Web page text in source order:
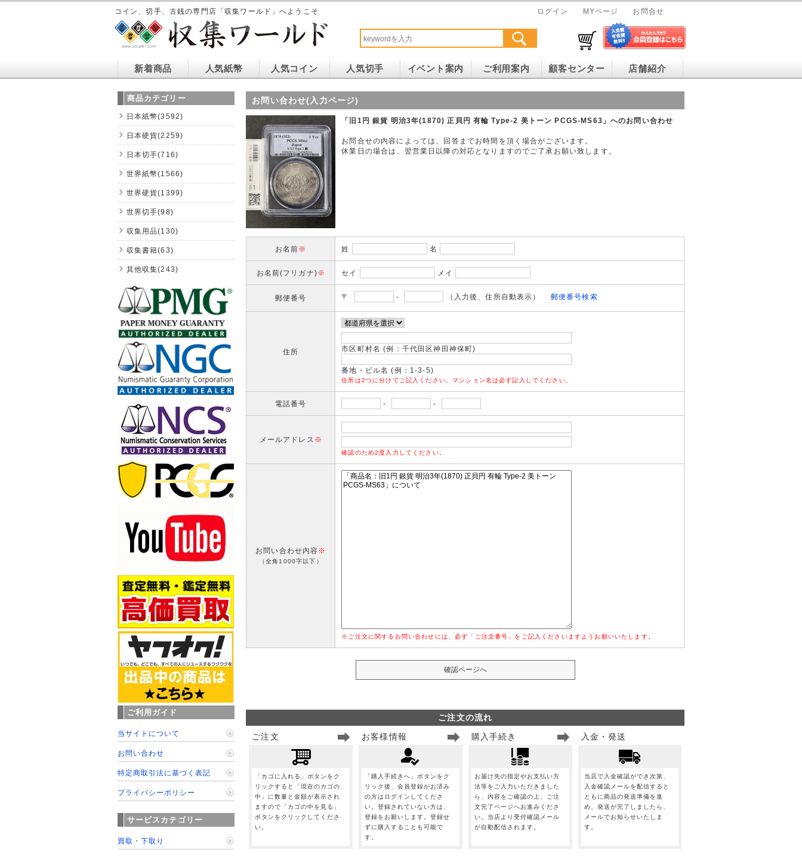
コイン、切手、古銭の専門店「収集ワールド」へようこそ ログイン MYページ お問合せ
新着商品 人気紙幣 人気コイン 人気切手 イベント案内 ご利用案内 顧客センター 店舗紹介
お問い合わせ(入力ページ)
「旧1円 銀貨 明治3年(1870) 正貝円 有輪 Type-2 美トーン PCGS-MS63」へのお問い合わせ
お問合せの内容によっては、回答までお時間を頂く場合がございます。
休業日の場合は、翌営業日以降の対応となりますのでご了承お願い致します。
お名前※ 姓 名
お名前(フリガナ)※ セイ メイ
郵便番号 〒 - （入力後、住所自動表示） 郵便番号検索
住所 市区町村名 (例：千代田区神田神保町)
番地・ビル名 (例：1-3-5)
住所は2つに分けてご記入ください。マンション名は必ず記入してください。
電話番号 - -
メールアドレス ※
確認のため2度入力してください。
お問い合わせ内容※
（全角1000字以下）
※ご注文に関するお問い合わせには、必ず「ご注文番号」をご記入くださいますようお願いいたします。
ご注文の流れ
ご注文
「カゴに入れる」ボタンをク
リックすると「現在のカゴの
中」に数量と金額が表示され
ますので「カゴの中を見る」
ボタンをクリックしてくださ
い。
お客様情報
「購入手続きへ」ボタンをク
リック後、会員登録がお済み
の方はログインしてくださ
い。登録されていない方は、
登録をお願いします。登録せ
ずに購入することも可能で
す。
購入手続き
お届け先の指定やお支払い方
法等をご入力いただきました
ら、内容をご確認の上、ご注
文完了ページへお進みくださ
い。当店より受付確認メール
が自動配信されます。
入金・発送
当店で入金確認ができ次第、
入金確認メールを配信すると
ともに商品の発送準備を進
め、発送が完了しましたら、
メールでお知らせいたしま
す。
商品カテゴリー
日本紙幣(3592)
日本硬貨(2259)
日本切手(716)
世界紙幣(1566)
世界硬貨(1399)
世界切手(98)
収集用品(130)
収集書籍(63)
其他収集(243)
ご利用ガイド
当サイトについて
お問い合わせ
特定商取引法に基づく表記
プライバシーポリシー
サービスカテゴリー
買取・下取り